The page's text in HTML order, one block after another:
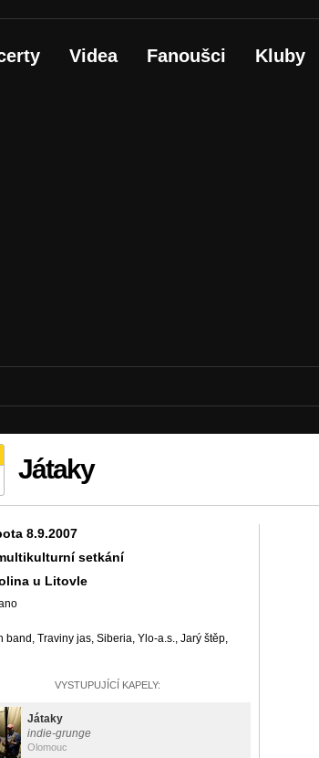
Videa Fanoušci Kluby
Játaky
8.9.2007
setkání
u Litovle
band, Traviny jas, Siberia, Ylo-a.s., Jarý štěp,
VYSTUPUJÍCÍ KAPELY:
Játaky
indie-grunge
Olomouc